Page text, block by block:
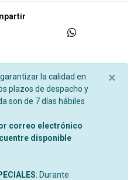
la calidad en
plazos de despacho y
son de 7 días hábiles
correo electrónico
disponible
: Durante
×